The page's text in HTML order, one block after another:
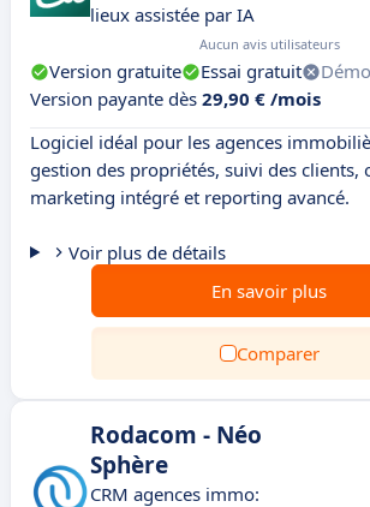
lieux assistée par IA
Aucun avis utilisateurs
Version gratuite Essai gratuit
Version payante dès 29,90 € /mois
Logiciel idéal pour les agences
gestion des propriétés, suivi des clients,
marketing intégré et reporting avancé.
Voir plus de détails
En savoir plus
Comparer
Rodacom - Néo
Sphère
CRM agences immo: